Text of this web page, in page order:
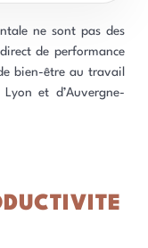
ne sont pas des
de performance
bien-être au travail
et d’Auvergne-